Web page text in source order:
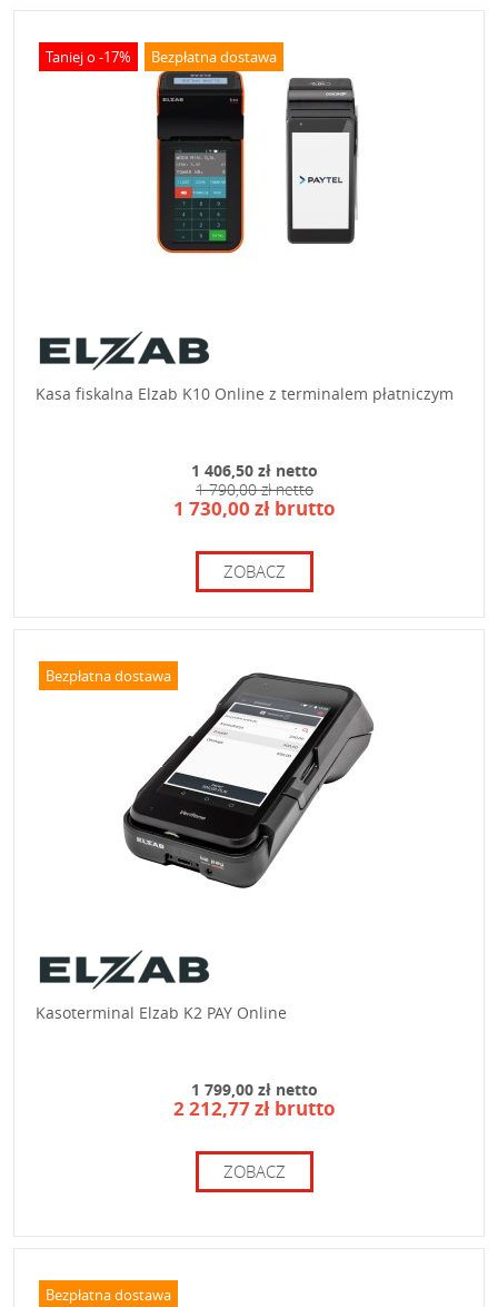
Taniej o -17% Bezpłatna dostawa
Kasa fiskalna Elzab K10 Online z terminalem płatniczym
1 406,50 zł netto
1 790,00 zł netto
1 730,00 zł brutto
ZOBACZ
Bezpłatna dostawa
Kasoterminal Elzab K2 PAY Online
1 799,00 zł netto
2 212,77 zł brutto
ZOBACZ
Bezpłatna dostawa